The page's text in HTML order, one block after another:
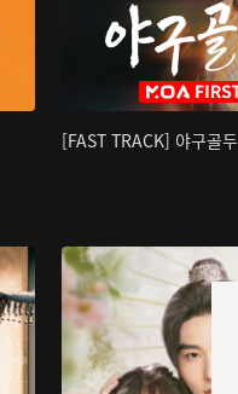
[FAST TRACK] 야구골두